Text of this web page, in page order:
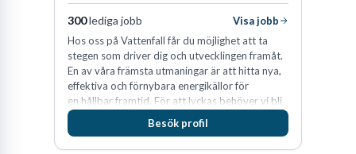
300lediga jobb
Visa jobb
Hos oss på Vattenfall får du möjlighet att ta
stegen som driver dig och utvecklingen framåt.
En av våra främsta utmaningar är att hitta nya,
effektiva och förnybara energikällor för
en hållbar framtid. För att lyckas behöver vi bli
fler medarbetare som vill göra skillnad.
Besök profil